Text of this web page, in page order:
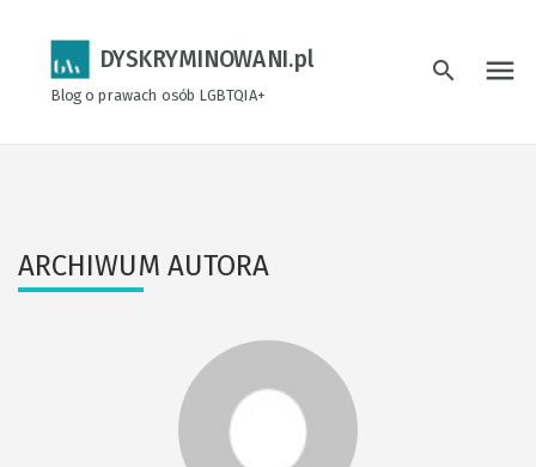
DYSKRYMINOWANI.pl
Blog o prawach osób LGBTQIA+
search menu
ARCHIWUM AUTORA